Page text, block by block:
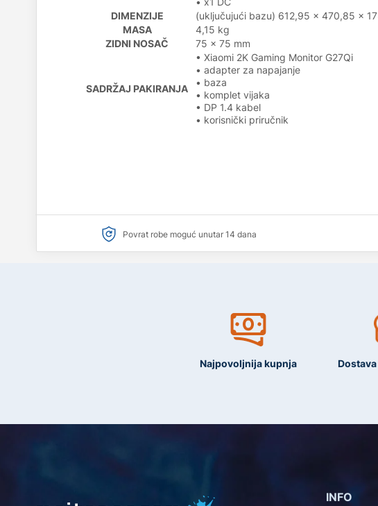
DIMENZIJE
(uključujući bazu) 612,95 x 470,85 x
MASA
4,15 kg
ZIDNI NOSAČ
75 x 75 mm
SADRŽAJ PAKIRANJA
• Xiaomi 2K Gaming Monitor G27Qi
• adapter za napajanje
• baza
• komplet vijaka
• DP 1.4 kabel
• korisnički priručnik
Povrat robe moguć unutar 14 dana
Najpovoljnija kupnja
INFO